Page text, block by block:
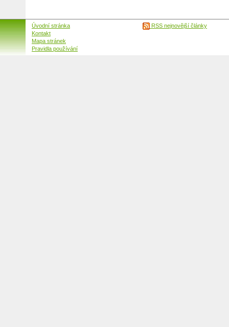
Úvodní stránka
Kontakt
Mapa stránek
Pravidla používání
RSS nejnovější články